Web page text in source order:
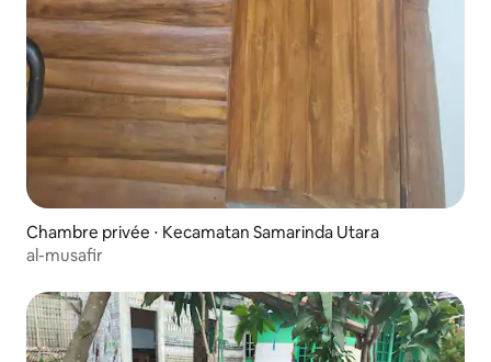
Chambre privée ⋅ Kecamatan Samarinda Utara
al-musafir